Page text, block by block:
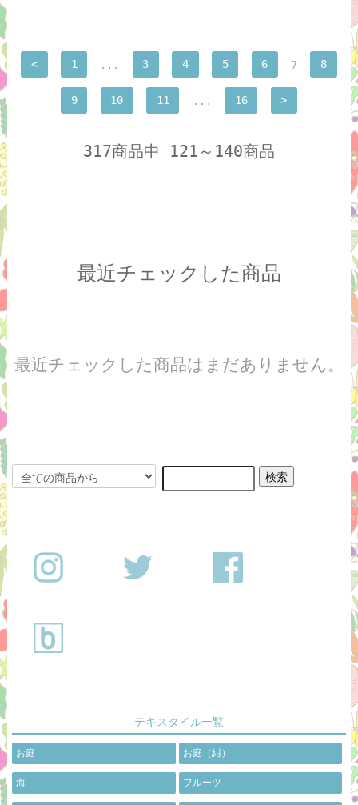
< 1 ... 3 4 5 6 7 8
9 10 11 ... 16 >
317商品中 121～140商品
最近チェックした商品
最近チェックした商品はまだありません。
テキスタイル一覧
お庭 お庭（紺）
海 フルーツ